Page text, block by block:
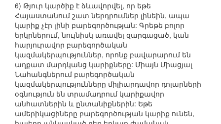
6) Թյուր կարծիք է ձևավորվել, որ եթե
Հայաստանում շատ ներդրումներ լինեին, ապա
կարիք չէր լինի բարեգործության: Գրեթե բոլոր
երկրներում, նույնիսկ առավել զարգացած, կան
հարյուրավոր բարեգործական
կազմակերպություններ, որոնք բավարարում են
աղքատ մարդկանց կարիքները: Միայն Միացյալ
Նահանգներում բարեգործական
կազմակերպությունները միլիարդավոր դոլարների
օգնություն են տրամադրում կարիքավոր
անհատներին և ընտանիքներին: Եթե
ամերիկացիները բարեգործության կարիք ունեն,